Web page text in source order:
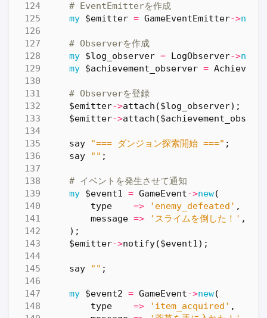
# EventEmitterを作成
my $emitter = GameEventEmitter->new
# Observerを作成
my $log_observer = LogObserver->new
my $achievement_observer =
# Observerを登録
$emitter->attach ($log_observer);
$emitter->attach (
say "=== ダンジョン探索開始 ===" ;
say
"" ;
# イベントを発生させて通知
my $event1 = GameEvent->new(
type
=> 'enemy_defeated' ,
message => 'スライムを倒した！' ,
);
$emitter->notify($event1);
say "" ;
my $event2 = GameEvent->new(
type
=> 'item_acquired' ,